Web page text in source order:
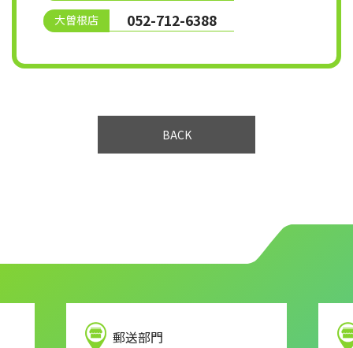
大曽根店 052-712-6388
BACK
郵送部門